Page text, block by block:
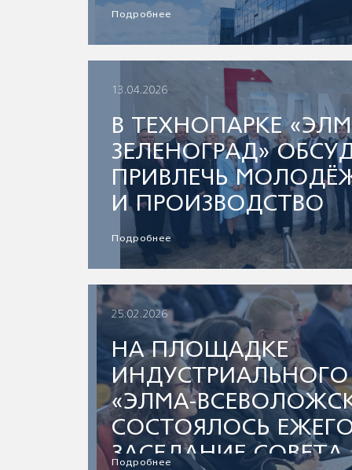
Подробнее
13.04.2026
В ТЕХНОПАРКЕ
ЗЕЛЕНОГРАД»
ПРИВЛЕЧЬ
И ПРОИЗВОДСТВО
Подробнее
25.02.2026
НА ПЛОЩАДКЕ
«ЭЛМА-
СОСТОЯЛОСЬ
ЗАСЕДАНИЕ
Подробнее